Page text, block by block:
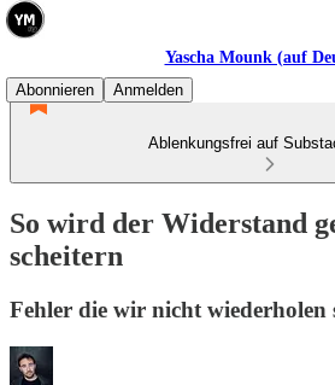
Yascha Mounk (auf
Abonnieren
Anmelden
Ablenkungsfrei auf
So wird der Widerstand
scheitern
Fehler die wir nicht wiederholen